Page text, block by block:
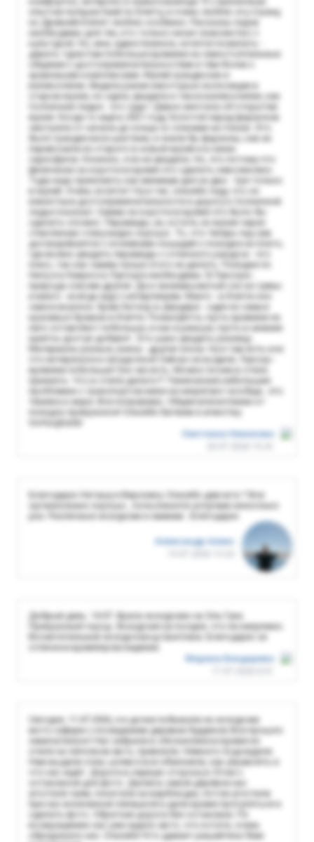
Светлана Никонова
опытом путешествий по Египту, и очень люблю эту страну,
но Древний Египет люблю особенно. Рассказы гидов
необходимы для тех, кто только начал знакомство с
культурой. Но, мне, единственное, хочется пожелать -
давать туристам побольше времени на самостоятельные
общение с достопримечательностями и тем-более с
храмовыми комплексами. Музей грандиозен и
великолепен. Видела ранее некоторые экспозиции в
старом музее, но здесь увидела и такое великолепие, как
Солнечная ладья - это чудо ! Давно мечтала об открытии
музея. Когда-то ещё в 2021 году Золотой парад фараонов
смотрела от начала до конца со слезами на глазах. Это
было грандиозное шествие, и знали бы фараоны, как их
перевозили из старого в новый музей и в каких
саркофагах. Конечно, я их не увидела. Но, это потому что
физически за короткое время это сделать невозможно.
Туда надо приезжать как минимум дня на два - три только
в музей. Очень хочется ! Ну и так, спасибо гиду, что он
известные достопримечательности и дорогу к Солнечной
ладье показал. Самим за короткое время это было бы
сделать сложно. Пирамиды, их, кстати, из музея через
стеклянную стену видно хорошо. То, что теперь гид сам
договаривается с хозяевами лошадей о поездке на плато,
где можно увидеть пирамиды с отличного ракурса - это
плюс, так как самим лучше этого не делать. Поездки по
Нилу и в Каире и в Луксоре необходимы. В Луксоре -
природа совсем другая. Да и свежевыжатый сок из гуавы
и манго - всегда жду с нетерпением. Манго - в Египте оно
самое вкусное. Храм Хатхор в Дендере - один из самых
красивых Храмов в Египте. Пожалуйста, пусть времени на
него оставляют побольше, и как и раньше, пусть в нижние
крипты доступ добавят. Это шанс увидеть разницу .
Материалы разные, внизу - другая эпоха. Ну и там есть кое
что интересное и загадочное! Сейчас не водили. Луксор -
времени побольше! Оно же есть. Можно позже в отель
приехать. Что в отеле делать?! Технические небольшие
проблемки с транспортом меня не напрягают вообще...это
техника и жара. Все поправимо. Общее впечатление от
поездок прекрасное! Спасибо Евгении и агенству
Александр Алекс
Благодарю Наташу и Веронику. Спасибо девчата ? Все
организовано хорошо , пользовался услугами несколько
раз. Различные экскурсии и хаммам . Благодарю
Марина Бондарева
Добрый день. 14.07. брала экскурсию на Эль Гуна.
Прекрасный город. Экскурсия на полдня, что не напряжно.
Восхитительный экскурсовод Светлана. Благодарю за
отличное времяпровождение.
Сегодня, 11.07.2026, я и дочки побывали на экскурсии
мото-сафари с посещением деревни будуинов Все прошло
замечательно! Нас забрали в обозначенное время из
отеля на легковом авто, привезли. Немного подождали.
Нам выдали очки, шлем и все объяснили, как управлять и
что нас ждёт. Дорога в первую сторону в 25 км с
остановкой для фото. Далее в самой деревне нас
угостили чаем, покатали на верблюдах, потом угостили
при нас испеченной лепешкой и дали время прогуляться и
сделать фото. Обратная дорога без остановки. По
возвращению нас уже ждало авто, что кстати, очень
обрадовало нас. Спасибо! Кто думает-решайтесь! Вам